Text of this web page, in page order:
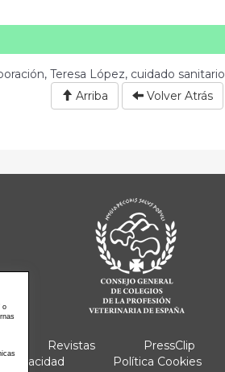
Teresa López, cuidado sanitario
Arriba
Volver Atrás
Revistas PressClip
Privacidad
Política Cookies
o